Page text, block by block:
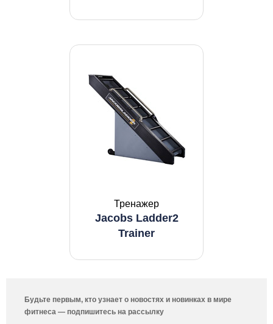
Тренажер
Jacobs Ladder2
Trainer
Будьте первым, кто узнает о новостях и новинках в мире
фитнеса — подпишитесь на рассылку